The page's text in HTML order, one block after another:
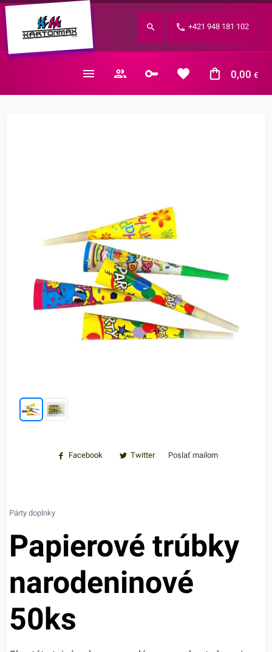
+421 948 181 102
0,00 €
Zabudnuté heslo?
E-mail
Facebook Twitter Poslať mailom
Párty doplnky
Papierové trúbky
narodeninové
50ks